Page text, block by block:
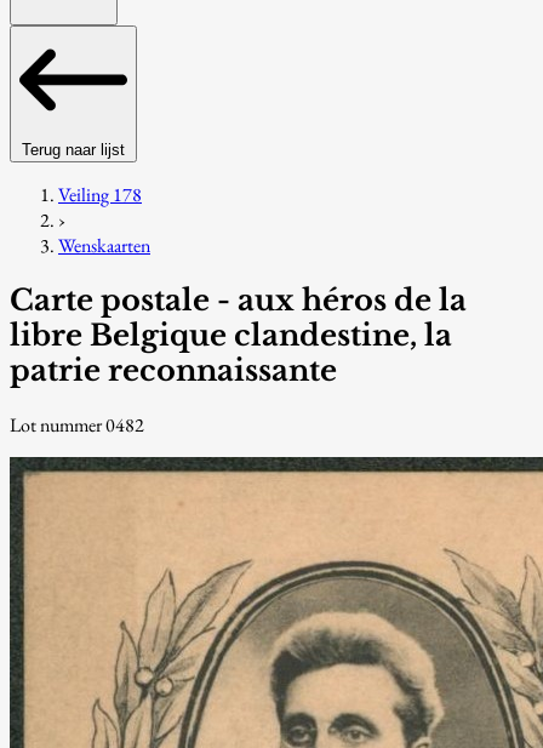
Terug naar lijst
Veiling 178
›
Wenskaarten
Carte postale - aux héros de la
libre Belgique clandestine, la
patrie reconnaissante
Lot nummer 0482